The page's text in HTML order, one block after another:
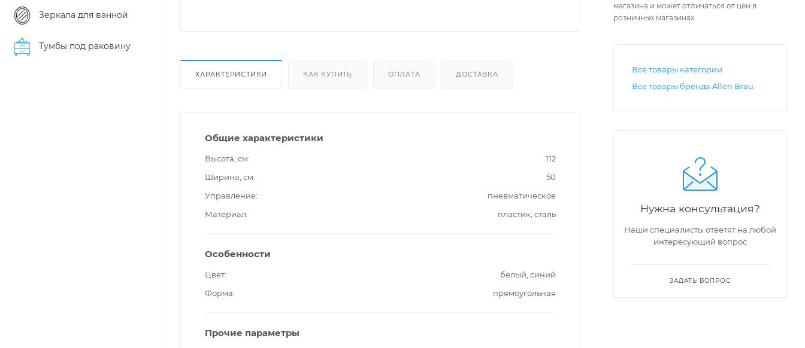
Зеркала для ванной
Тумбы под раковину
ХАРАКТЕРИСТИКИ КАК КУПИТЬ ОПЛАТА ДОСТАВКА
Общие характеристики
Высота, см
112
Ширина, см
50
Управление
пневматическое
Материал
пластик, сталь
Особенности
Цвет
белый, синий
Форма
прямоугольная
Прочие параметры
магазина и может отличаться от цен в
розничных магазинах
Все товары категории
Все товары бренда Allen Brau
Нужна консультация?
Наши специалисты ответят на любой
интересующий вопрос
ЗАДАТЬ ВОПРОС